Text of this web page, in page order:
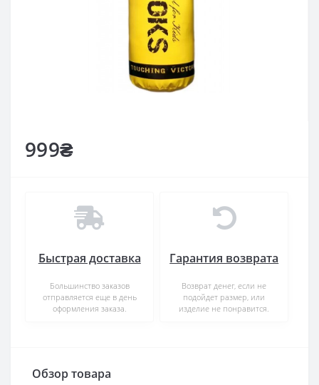
999₴
Быстрая доставка
Большинство заказов
отправляется еще в день
оформления заказа.
Гарантия возврата
Возврат денег, если не
подойдет размер, или
изделие не понравится.
Обзор товара